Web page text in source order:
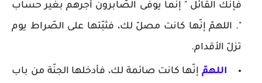
فإنّك القائل " إنّما يوفّى الصّابرون أجرهم بغير حساب
". اللهمّ إنّها كانت مصلّ لك، فثبّتها على الصّراط يوم
تزلّ الأقدام.
اللهمّ إنّها كانت صائمة لك، فأدخلها الجنّة من باب